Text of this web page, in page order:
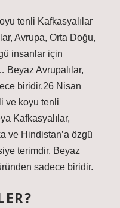
tenli Kafkasyalılar
Avrupa, Orta Doğu,
insanlar için
Beyaz Avrupalılar,
biridir.26 Nisan
ve koyu tenli
Kafkasyalılar,
ve Hindistan’a özgü
terimdir. Beyaz
sadece biridir.